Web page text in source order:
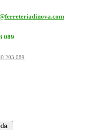
089
203 089